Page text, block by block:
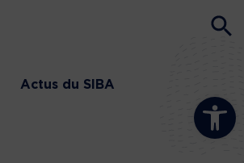
Ouvrir la
Actus du SIBA